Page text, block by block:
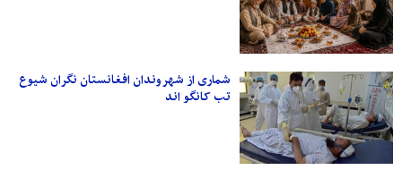
شماری از شهروندان افغانستان نگران شیوع
تب کانگو اند